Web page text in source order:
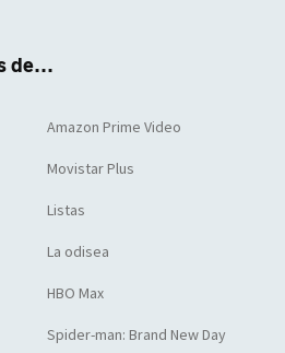
de...
Amazon Prime Video
Movistar Plus
Listas
La odisea
HBO Max
Spider-man: Brand New Day